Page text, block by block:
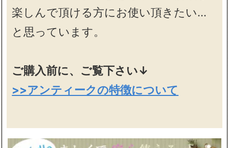
楽しんで頂ける方にお使い頂きたい…
と思っています。
ご購入前に、ご覧下さい↓
>>アンティークの特徴について